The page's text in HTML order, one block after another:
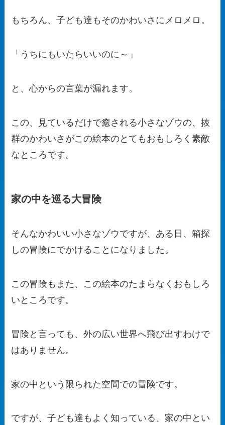
もちろん、子ども達もそのかわいさにメロメロ。
「うちにもいたらいいのに～」
と、心からの言葉が漏れます。
この、見ているだけで癒される小さなゾウの、抜
群のかわいさがこの絵本のとてもおもしろく素敵
なところです。
家の中を巡る大冒険
そんなかわいい小さなゾウですが、ある日、箱探
しの冒険にでかけることになりました。
この冒険もまた、この絵本のたまらなくおもしろ
いところです。
冒険と言っても、外の広い世界へ飛び出すわけで
はありません。
家の中という限られた空間での冒険です。
ですが、子ども達もよく知っている、家の中とい